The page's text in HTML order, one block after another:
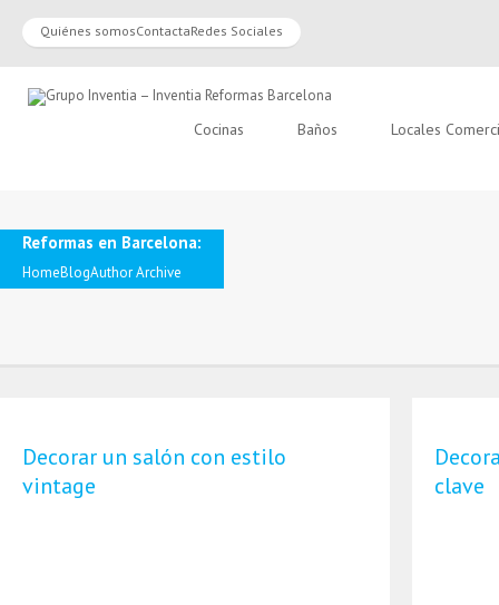
Quiénes somosContactaRedes Sociales
Cocinas Baños Locales
Reformas en Barcelona:
HomeBlogAuthor Archive
Decorar un salón con estilo
vintage
clave